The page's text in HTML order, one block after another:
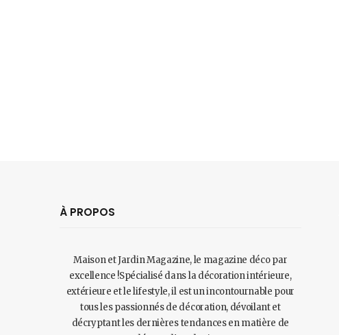
À PROPOS
Maison et Jardin Magazine, le magazine déco par
excellence !Spécialisé dans la décoration intérieure,
extérieure et le lifestyle, il est un incontournable pour
tous les passionnés de décoration, dévoilant et
décryptant les dernières tendances en matière de